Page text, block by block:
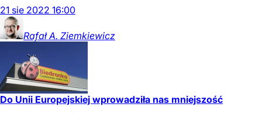
21 sie 2022 16:00
Rafał A. Ziemkiewicz
Do Unii Europejskiej wprowadziła nas mniejszość